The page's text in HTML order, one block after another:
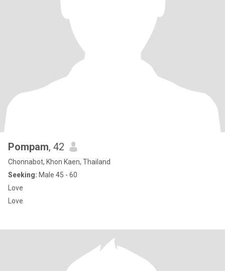
Pompam, 42
Chonnabot, Khon Kaen, Thailand
Seeking: Male 45 - 60
Love
Love